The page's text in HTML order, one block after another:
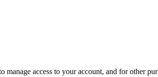
access to your account, and for other